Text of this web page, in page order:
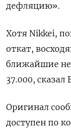
дефляцию».
Хотя Nikkei,
откат,
ближайшие
37.000, сказал
Оригинал
доступен по